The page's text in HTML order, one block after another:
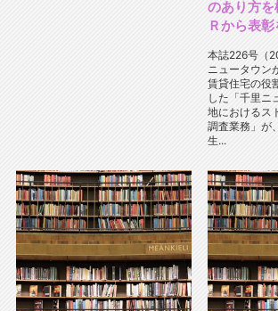
のあり方を
Ｒから表
本誌226号（
ニュータウン
賃貸住宅の役
した「千里ニ
地におけるス
調査業務」が
生...